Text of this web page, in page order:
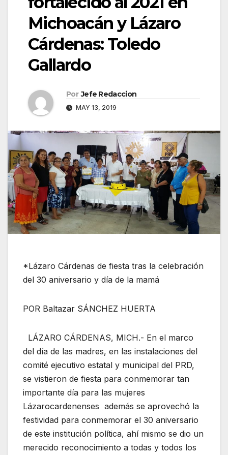
Michoacán y Lázaro
Cárdenas: Toledo
Gallardo
Por Jefe Redaccion
MAY 13, 2019
*Lázaro Cárdenas de fiesta tras la celebración
del 30 aniversario y día de la mamá
POR Baltazar SÁNCHEZ HUERTA
LÁZARO CÁRDENAS, MICH.- En el marco
del día de las madres, en las instalaciones del
comité ejecutivo estatal y municipal del PRD,
se vistieron de fiesta para conmemorar tan
importante día para las mujeres
Lázarocardenenses además se aprovechó la
festividad para conmemorar el 30 aniversario
de este institución política, ahí mismo se dio un
merecido reconocimiento a todas y todos los